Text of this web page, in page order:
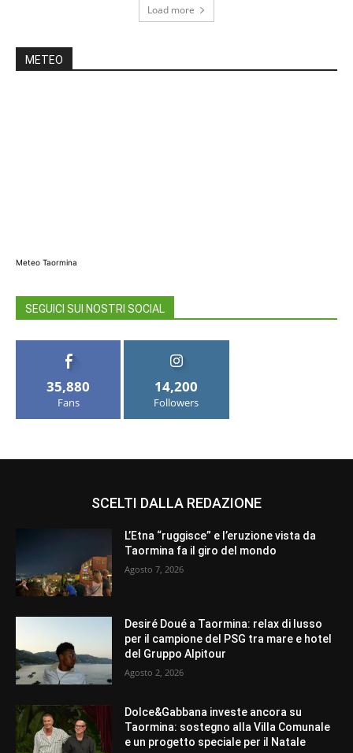
Load more
METEO
Meteo Taormina
SEGUICI SUI NOSTRI SOCIAL
35,880
Fans
14,200
Followers
SCELTI DALLA REDAZIONE
L’Etna “ruggisce” e l’eruzione vista da
Taormina fa il giro del mondo
Agosto 7, 2026
Desiré Doué a Taormina: relax di lusso
per il campione del PSG tra mare e hotel
del Gruppo Alpitour
Agosto 2, 2026
Dolce&Gabbana investe ancora su
Taormina: sostegno alla Villa Comunale
e un progetto speciale per il Natale